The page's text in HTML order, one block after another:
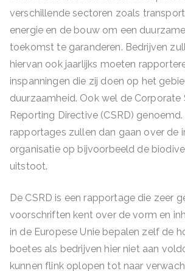
verschillende sectoren zoals
energie en de bouw om een
toekomst te garanderen. Bedrijven
hiervan ook jaarlijks moeten
inspanningen die zij doen op het
duurzaamheid. Ook wel de Corporate
Reporting Directive (CSRD)
rapportages zullen dan gaan over de
organisatie op bijvoorbeeld de
uitstoot.
De CSRD is een rapportage die zeer
voorschriften kent over de vorm en
in de Europese Unie bepalen zelf de
boetes als bedrijven hier niet aan
kunnen flink oplopen tot naar